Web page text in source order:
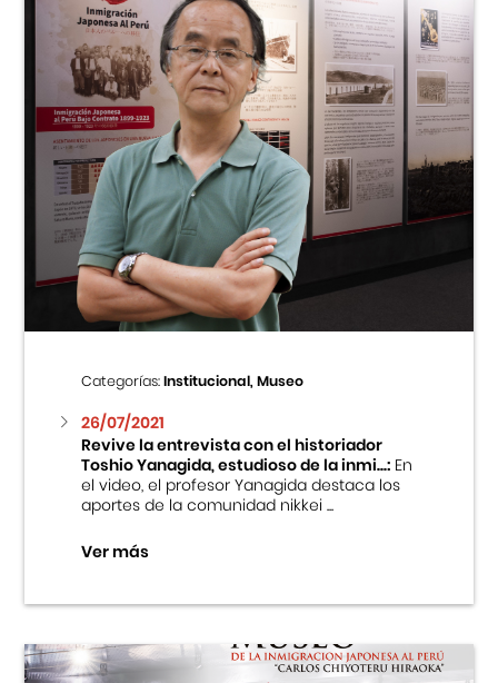
Categorías:Institucional, Museo
26/07/2021
Revive la entrevista con el historiador
Toshio Yanagida, estudioso de la inmi...:En
el video, el profesor Yanagida destaca los
aportes de la comunidad nikkei ...
Ver más